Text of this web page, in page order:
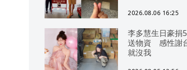
2026.08.06 16:25
李多慧生日豪捐
送物資 感性謝
就沒我